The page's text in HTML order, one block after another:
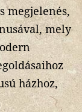
megjelenés,
mely
házhoz,